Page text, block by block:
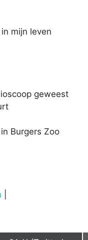
mijn leven
geweest
Burgers Zoo